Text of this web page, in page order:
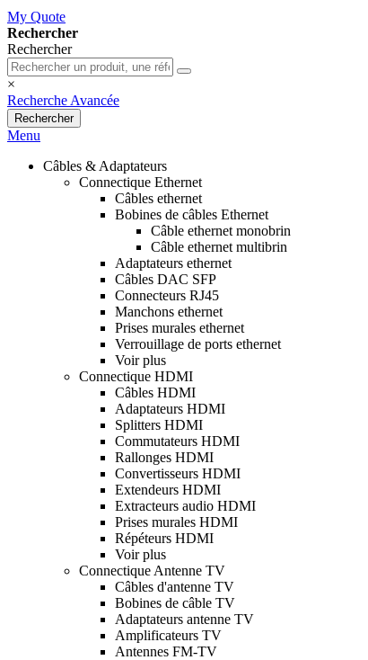
My Quote
Rechercher
Rechercher
×
Recherche Avancée
Rechercher
Menu
Câbles & Adaptateurs
Connectique Ethernet
Câbles ethernet
Bobines de câbles Ethernet
Câble ethernet monobrin
Câble ethernet multibrin
Adaptateurs ethernet
Câbles DAC SFP
Connecteurs RJ45
Manchons ethernet
Prises murales ethernet
Verrouillage de ports ethernet
Voir plus
Connectique HDMI
Câbles HDMI
Adaptateurs HDMI
Splitters HDMI
Commutateurs HDMI
Rallonges HDMI
Convertisseurs HDMI
Extendeurs HDMI
Extracteurs audio HDMI
Prises murales HDMI
Répéteurs HDMI
Voir plus
Connectique Antenne TV
Câbles d'antenne TV
Bobines de câble TV
Adaptateurs antenne TV
Amplificateurs TV
Antennes FM-TV